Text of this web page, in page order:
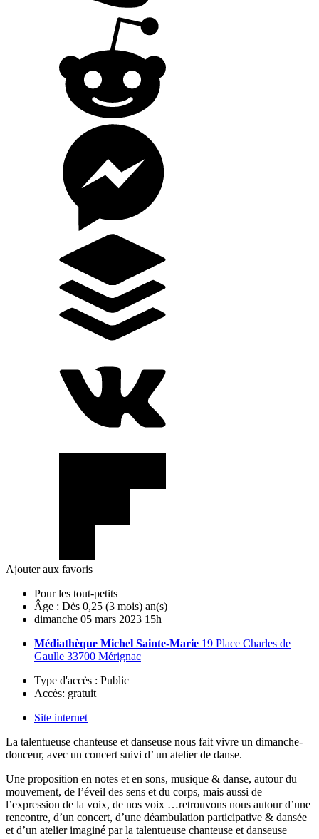
Ajouter aux favoris
Pour les tout-petits
Âge : Dès 0,25 (3 mois) an(s)
dimanche 05 mars 2023 15h
Médiathèque Michel Sainte-Marie 19 Place Charles de
Gaulle 33700 Mérignac
Type d'accès : Public
Accès: gratuit
Site internet
La talentueuse chanteuse et danseuse nous fait vivre un dimanche-
douceur, avec un concert suivi d’ un atelier de danse.
Une proposition en notes et en sons, musique & danse, autour du
mouvement, de l’éveil des sens et du corps, mais aussi de
l’expression de la voix, de nos voix …retrouvons nous autour d’une
rencontre, d’un concert, d’une déambulation participative & dansée
et d’un atelier imaginé par la talentueuse chanteuse et danseuse